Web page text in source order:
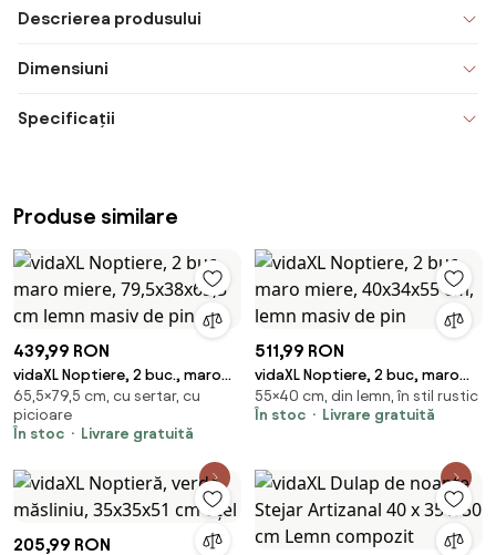
Descrierea produsului
Dimensiuni
Specificații
Produse similare
439,99 RON
vidaXL Noptiere, 2 buc., maro
miere, 79,5x38x65,5 cm lemn
masiv de pin
65,5×79,5 cm, cu sertar, cu
picioare
În stoc
Livrare gratuită
511,99 RON
vidaXL Noptiere, 2 buc, maro
miere, 40x34x55 cm, lemn
masiv de pin
55×40 cm, din lemn, în stil rustic
În stoc
Livrare gratuită
205,99 RON